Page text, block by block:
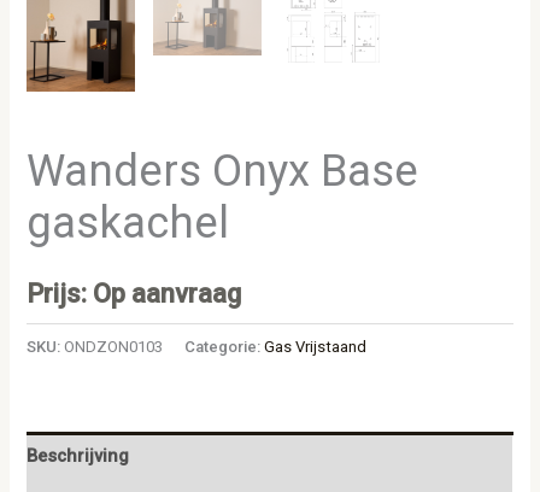
Wanders Onyx Base
gaskachel
Prijs: Op aanvraag
SKU: ONDZON0103 Categorie:Gas Vrijstaand
Beschrijving